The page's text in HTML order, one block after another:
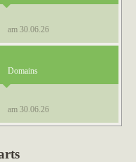
am 30.06.26
Domains
am 30.06.26